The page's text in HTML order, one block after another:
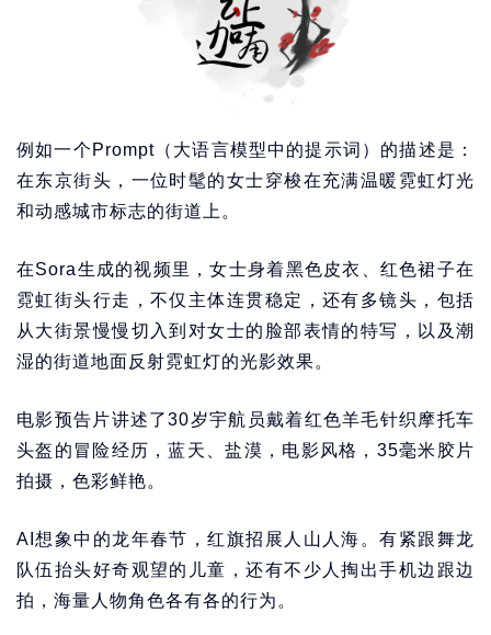
例如一个Prompt（大语言模型中的提示词）的描述是：
在东京街头，一位时髦的女士穿梭在充满温暖霓虹灯光
和动感城市标志的街道上。
在Sora生成的视频里，女士身着黑色皮衣、红色裙子在
霓虹街头行走，不仅主体连贯稳定，还有多镜头，包括
从大街景慢慢切入到对女士的脸部表情的特写，以及潮
湿的街道地面反射霓虹灯的光影效果。
电影预告片讲述了30岁宇航员戴着红色羊毛针织摩托车
头盔的冒险经历，蓝天、盐漠，电影风格，35毫米胶片
拍摄，色彩鲜艳。
AI想象中的龙年春节，红旗招展人山人海。有紧跟舞龙
队伍抬头好奇观望的儿童，还有不少人掏出手机边跟边
拍，海量人物角色各有各的行为。